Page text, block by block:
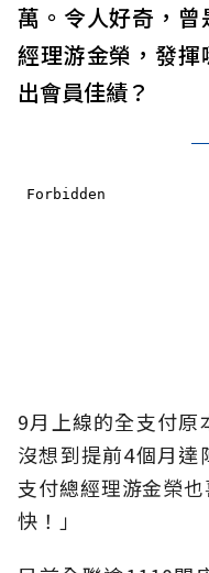
萬。令人好奇，
經理游金榮，發
出會員佳績？
9月上線的全支付原
沒想到提前4個月達
支付總經理游金榮
快！」